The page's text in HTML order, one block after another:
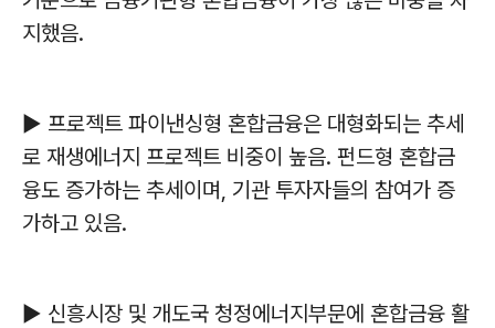
지했음.
▶ 프로젝트 파이낸싱형 혼합금융은 대형화되는 추세
로 재생에너지 프로젝트 비중이 높음. 펀드형 혼합금
융도 증가하는 추세이며, 기관 투자자들의 참여가 증
가하고 있음.
▶ 신흥시장 및 개도국 청정에너지부문에 혼합금융 활